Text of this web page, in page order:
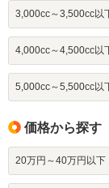
3,000cc～3,500cc以
4,000cc～4,500cc以
5,000cc～5,500cc以
価格から探す
20万円～40万円以下